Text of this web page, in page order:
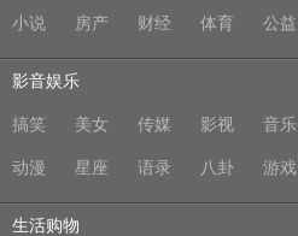
小说 房产 财经 体育 公益
影音娱乐
搞笑 美女 传媒 影视 音乐
动漫 星座 语录 八卦 游戏
生活购物